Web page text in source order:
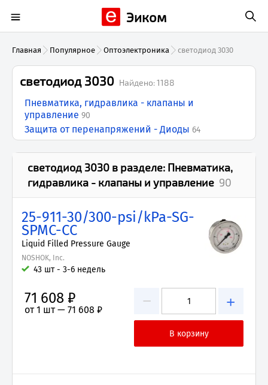
Эиком
Главная Популярное Оптоэлектроника светодиод 3030
светодиод 3030 Найдено:1188
Пневматика, гидравлика - клапаны и
управление 90
Защита от перенапряжений - Диоды 64
светодиод 3030 в разделе: Пневматика,
гидравлика - клапаны и управление 90
25-911-30/300-psi/kPa-SG-
SPMC-CC
Liquid Filled Pressure Gauge
NOSHOK, Inc.
43 шт - 3-6 недель
− +
71 608 ₽
от 1 шт — 71 608 ₽